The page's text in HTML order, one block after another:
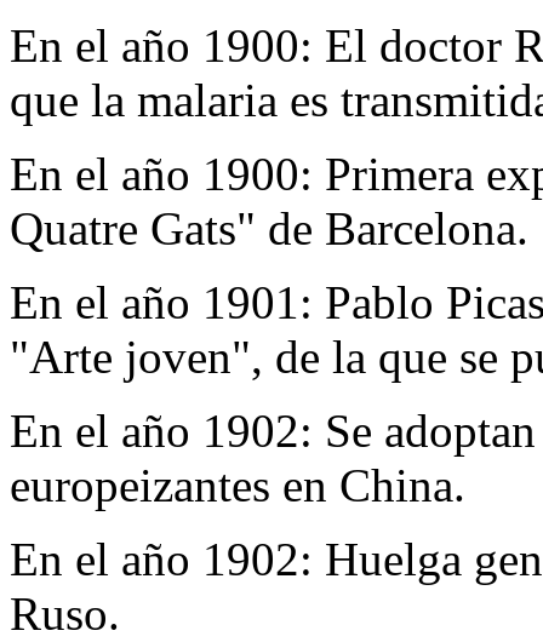
En el año 1900: El doctor
que la malaria es
En el año 1900: Primera
Quatre Gats" de Barcelona.
En el año 1901: Pablo
"Arte joven", de la que se
En el año 1902: Se
europeizantes en China.
En el año 1902: Huelga
Ruso.